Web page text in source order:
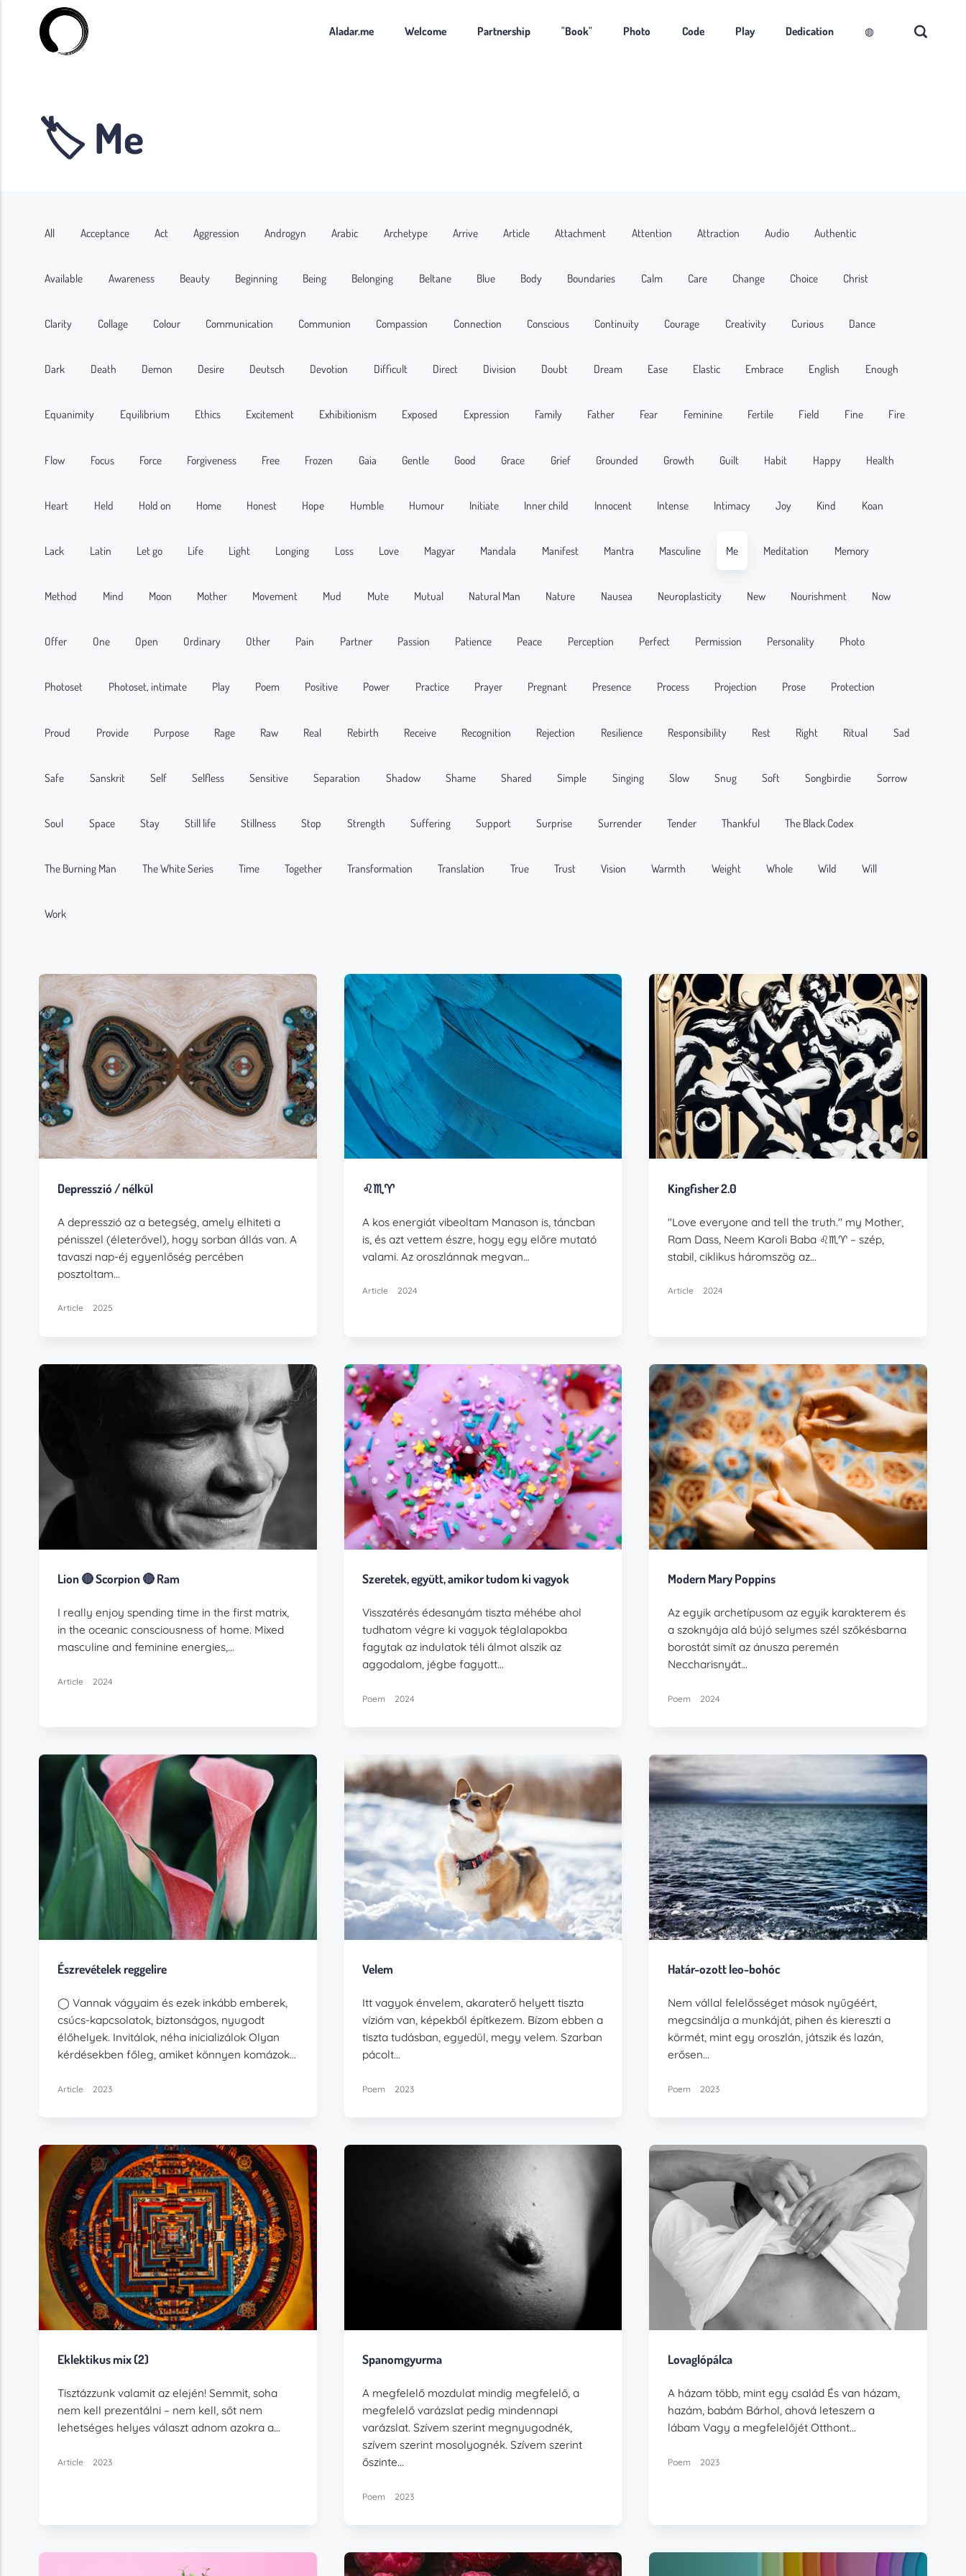
Aladar.me Welcome Partnership "Book" Photo Code Play Dedication ◍
🏷 Me
All Acceptance Act Aggression Androgyn Arabic Archetype Arrive Article Attachment Attention Attraction Audio Authentic
Available Awareness Beauty Beginning Being Belonging Beltane Blue Body Boundaries Calm Care Change Choice Christ
Clarity Collage Colour Communication Communion Compassion Connection Conscious Continuity Courage Creativity Curious Dance
Dark Death Demon Desire Deutsch Devotion Difficult Direct Division Doubt Dream Ease Elastic Embrace English Enough
Equanimity Equilibrium Ethics Excitement Exhibitionism Exposed Expression Family Father Fear Feminine Fertile Field Fine Fire
Flow Focus Force Forgiveness Free Frozen Gaia Gentle Good Grace Grief Grounded Growth Guilt Habit Happy Health
Heart Held Hold on Home Honest Hope Humble Humour Initiate Inner child Innocent Intense Intimacy Joy Kind Koan
Lack Latin Let go Life Light Longing Loss Love Magyar Mandala Manifest Mantra Masculine Me Meditation Memory
Method Mind Moon Mother Movement Mud Mute Mutual Natural Man Nature Nausea Neuroplasticity New Nourishment Now
Offer One Open Ordinary Other Pain Partner Passion Patience Peace Perception Perfect Permission Personality Photo
Photoset Photoset, intimate Play Poem Positive Power Practice Prayer Pregnant Presence Process Projection Prose Protection
Proud Provide Purpose Rage Raw Real Rebirth Receive Recognition Rejection Resilience Responsibility Rest Right Ritual Sad
Safe Sanskrit Self Selfless Sensitive Separation Shadow Shame Shared Simple Singing Slow Snug Soft Songbirdie Sorrow
Soul Space Stay Still life Stillness Stop Strength Suffering Support Surprise Surrender Tender Thankful The Black Codex
The Burning Man The White Series Time Together Transformation Translation True Trust Vision Warmth Weight Whole Wild Will
Work
Depresszió / nélkül
A depresszió az a betegség, amely elhiteti a
pénisszel (életerővel), hogy sorban állás van. A
tavaszi nap-éj egyenlőség percében
posztoltam…
Article 2025
♌︎♏︎♈︎
A kos energiát vibeoltam Manason is, táncban
is, és azt vettem észre, hogy egy előre mutató
valami. Az oroszlánnak megvan…
Article 2024
Kingfisher 2.0
"Love everyone and tell the truth." my Mother,
Ram Dass, Neem Karoli Baba ♌︎♏︎♈︎ – szép,
stabil, ciklikus háromszög az…
Article 2024
Lion 🔴 Scorpion 🔴 Ram
I really enjoy spending time in the first matrix,
in the oceanic consciousness of home. Mixed
masculine and feminine energies,…
Article 2024
Szeretek, együtt, amikor tudom ki vagyok
Visszatérés édesanyám tiszta méhébe ahol
tudhatom végre ki vagyok téglalapokba
fagytak az indulatok téli álmot alszik az
aggodalom, jégbe fagyott…
Poem 2024
Modern Mary Poppins
Az egyik archetípusom az egyik karakterem és
a szoknyája alá bújó selymes szél szőkésbarna
borostát simít az ánusza peremén
Neccharisnyát…
Poem 2024
Észrevételek reggelire
◯ Vannak vágyaim és ezek inkább emberek,
csúcs-kapcsolatok, biztonságos, nyugodt
élőhelyek. Invitálok, néha inicializálok Olyan
kérdésekben főleg, amiket könnyen komázok…
Article 2023
Velem
Itt vagyok énvelem, akaraterő helyett tiszta
vízióm van, képekből építkezem. Bízom ebben a
tiszta tudásban, egyedül, megy velem. Szarban
pácolt…
Poem 2023
Határ-ozott leo-bohóc
Nem vállal felelősséget mások nyűgéért,
megcsinálja a munkáját, pihen és kiereszti a
körmét, mint egy oroszlán, játszik és lazán,
erősen…
Poem 2023
Eklektikus mix (2)
Tisztázzunk valamit az elején! Semmit, soha
nem kell prezentálni – nem kell, sőt nem
lehetséges helyes választ adnom azokra a…
Article 2023
Spanomgyurma
A megfelelő mozdulat mindig megfelelő, a
megfelelő varázslat pedig mindennapi
varázslat. Szívem szerint megnyugodnék,
szívem szerint mosolyognék. Szívem szerint
őszinte…
Poem 2023
Lovaglópálca
A házam több, mint egy család És van házam,
hazám, babám Bárhol, ahová leteszem a
lábam Vagy a megfelelőjét Otthont…
Poem 2023